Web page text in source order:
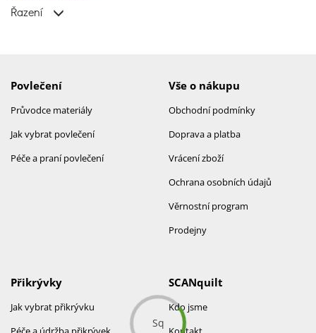
měkkým polštářkem, se kterým nebudete v noci sami.
Řazení
Povlečení
Průvodce materiály
Jak vybrat povlečení
Péče a praní povlečení
Vše o nákupu
Obchodní podmínky
Doprava a platba
Vrácení zboží
Ochrana osobních údajů
Věrnostní program
Prodejny
SCANquilt
Kdo jsme
Přikrývky
Jak vybrat přikrývku